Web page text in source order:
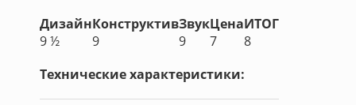
ДизайнКонструктивЗвукЦенаИТОГ
9 ½
9 9 7
8
Технические характеристики: